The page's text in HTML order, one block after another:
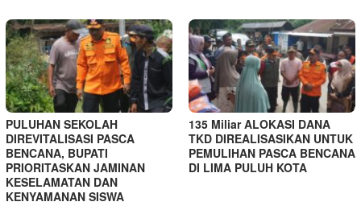
PULUHAN SEKOLAH
DIREVITALISASI PASCA
BENCANA, BUPATI
PRIORITASKAN JAMINAN
KESELAMATAN DAN
KENYAMANAN SISWA
135 Miliar ALOKASI DANA
TKD DIREALISASIKAN UNTUK
PEMULIHAN PASCA BENCANA
DI LIMA PULUH KOTA